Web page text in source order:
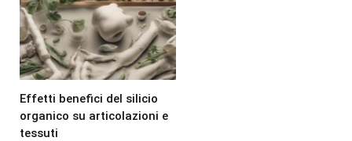
Effetti benefici del silicio
organico su articolazioni e
tessuti